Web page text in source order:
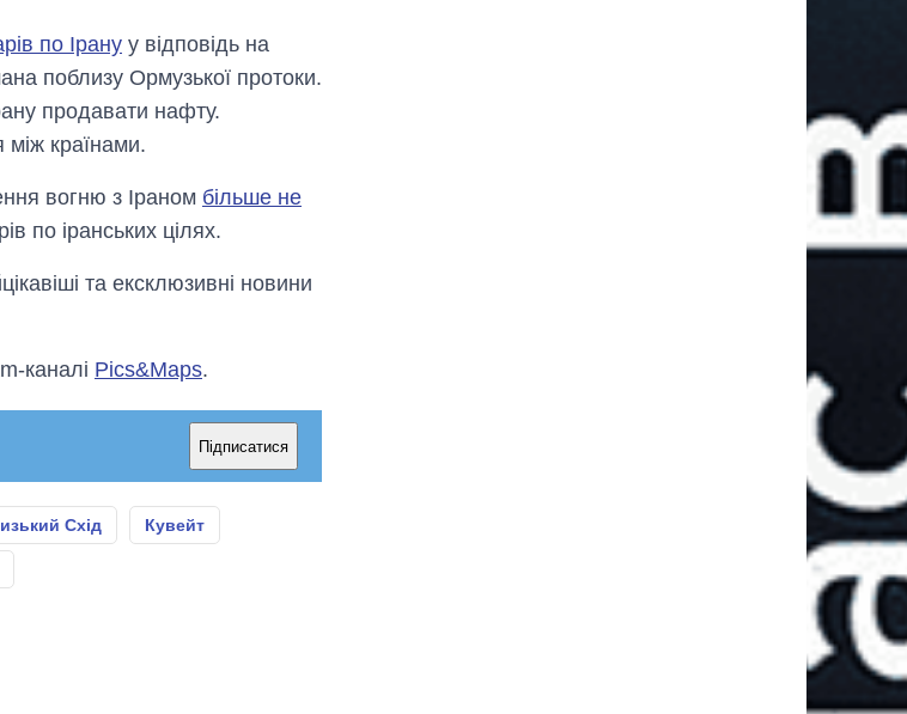
по Ірану у відповідь на
поблизу Ормузької протоки.
продавати нафту.
між країнами.
вогню з Іраном більше не
по іранських цілях.
та ексклюзивні новини
каналі Pics&Maps.
Підписатися
Схід Кувейт